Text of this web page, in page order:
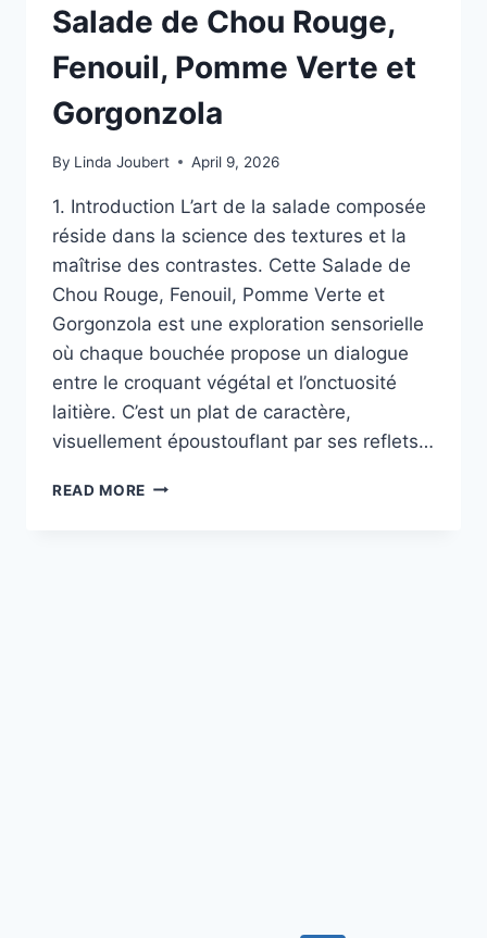
Salade de Chou Rouge,
Fenouil, Pomme Verte et
Gorgonzola
By Linda Joubert April 9, 2026
1. Introduction L’art de la salade composée
réside dans la science des textures et la
maîtrise des contrastes. Cette Salade de
Chou Rouge, Fenouil, Pomme Verte et
Gorgonzola est une exploration sensorielle
où chaque bouchée propose un dialogue
entre le croquant végétal et l’onctuosité
laitière. C’est un plat de caractère,
visuellement époustouflant par ses reflets…
READ MORE SALADE